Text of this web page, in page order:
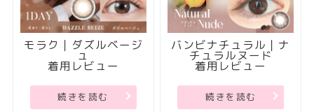
モラク｜ダズルベージ
ュ
着用レビュー
続きを読む
バンビナチュラル｜ナ
チュラルヌード
着用レビュー
続きを読む